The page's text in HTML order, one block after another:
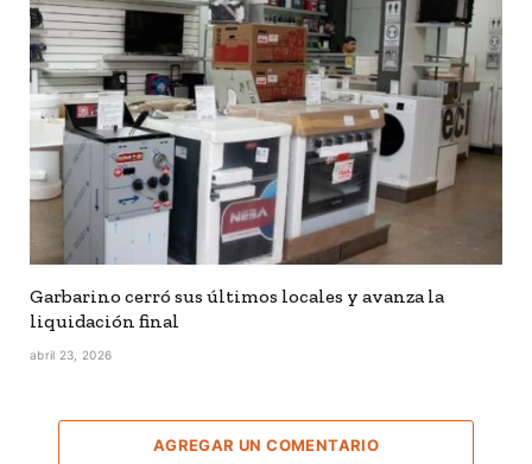
Garbarino cerró sus últimos locales y avanza la
liquidación final
abril 23, 2026
AGREGAR UN COMENTARIO